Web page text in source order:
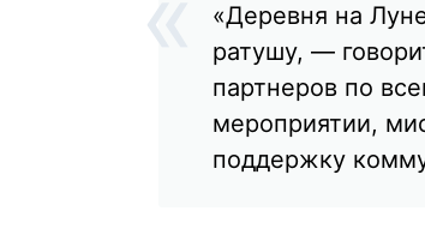
«Деревня на
ратушу, —
партнеров по
мероприятии,
поддержку